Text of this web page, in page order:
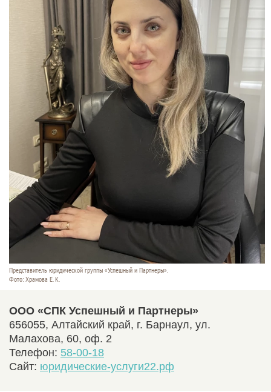
Представитель юридической группы «Успешный и Партнеры».
Фото: Храмова Е. К.
ООО «СПК Успешный и Партнеры»
656055, Алтайский край, г. Барнаул, ул.
Малахова, 60, оф. 2
Телефон: 58-00-18
Сайт: юридические-услуги22.рф